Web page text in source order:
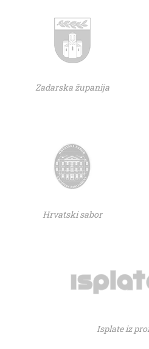
Zadarska županija
Hrvatski sabor
Isplate iz